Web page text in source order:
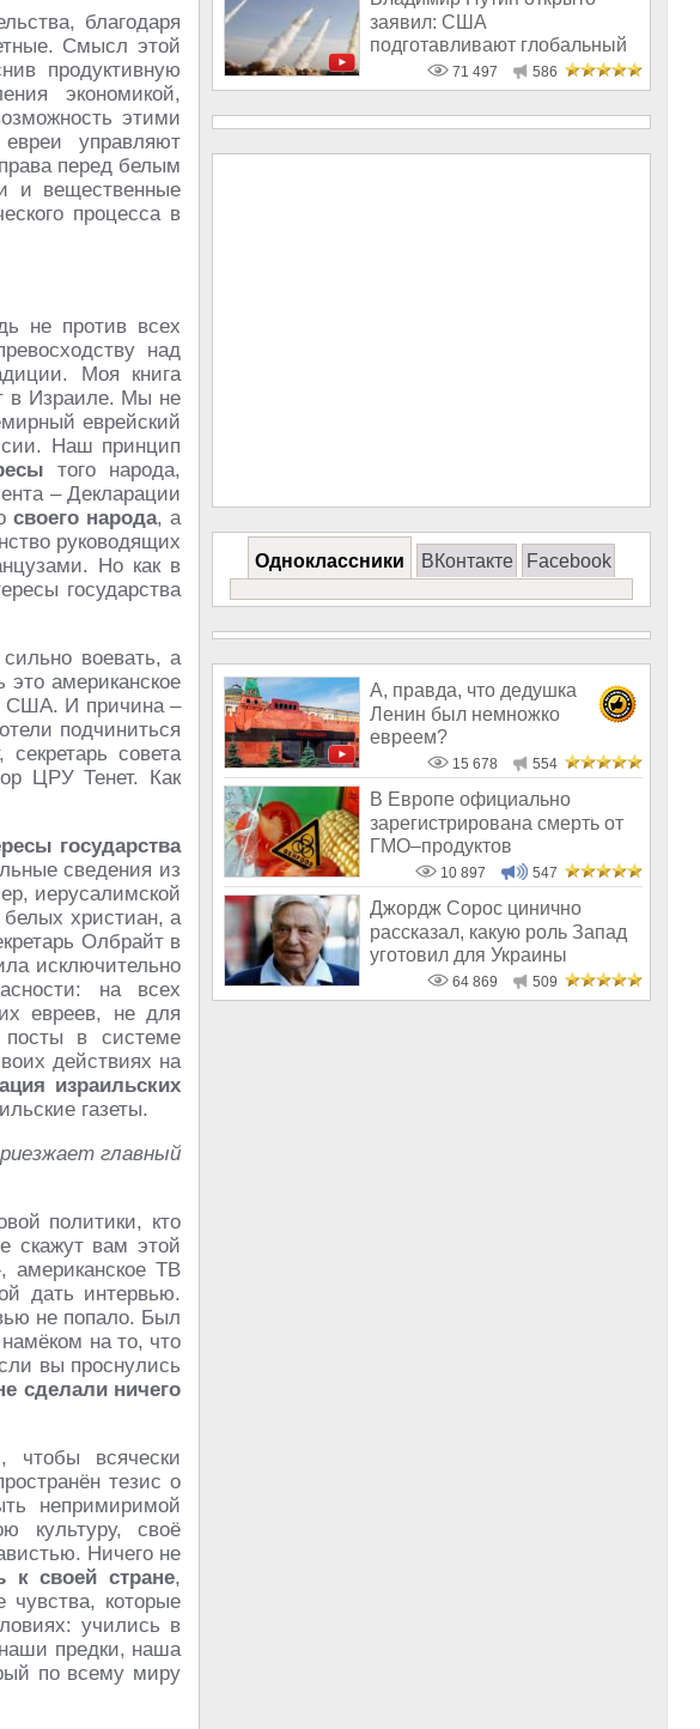
благодаря
Смысл этой
продуктивную
экономикой,
этими
управляют
перед белым
и вещественные
процесса в
не против всех
над
Моя книга
в Израиле. Мы не
еврейский
Наш принцип
того народа,
– Декларации
своего народа, а
руководящих
Но как в
государства
воевать, а
это американское
США. И причина –
подчиниться
совета
ЦРУ Тенет. Как
государства
сведения из
иерусалимской
белых христиан, а
Олбрайт в
исключительно
на всех
евреев, не для
в системе
действиях на
израильских
газеты.
главный
политики, кто
скажут вам этой
американское ТВ
дать интервью.
не попало. Был
на то, что
вы проснулись
сделали ничего
чтобы всячески
тезис о
непримиримой
культуру, своё
Ничего не
к своей стране,
которые
учились в
предки, наша
по всему миру
заявил: США
подготавливают глобальный
удар по России
71 497 586
Одноклассники ВКонтакте Facebook
А, правда, что дедушка
Ленин был немножко
евреем?
15 678 554
В Европе официально
зарегистрирована смерть от
ГМО–продуктов
10 897 547
Джордж Сорос цинично
рассказал, какую роль Запад
уготовил для Украины
64 869 509